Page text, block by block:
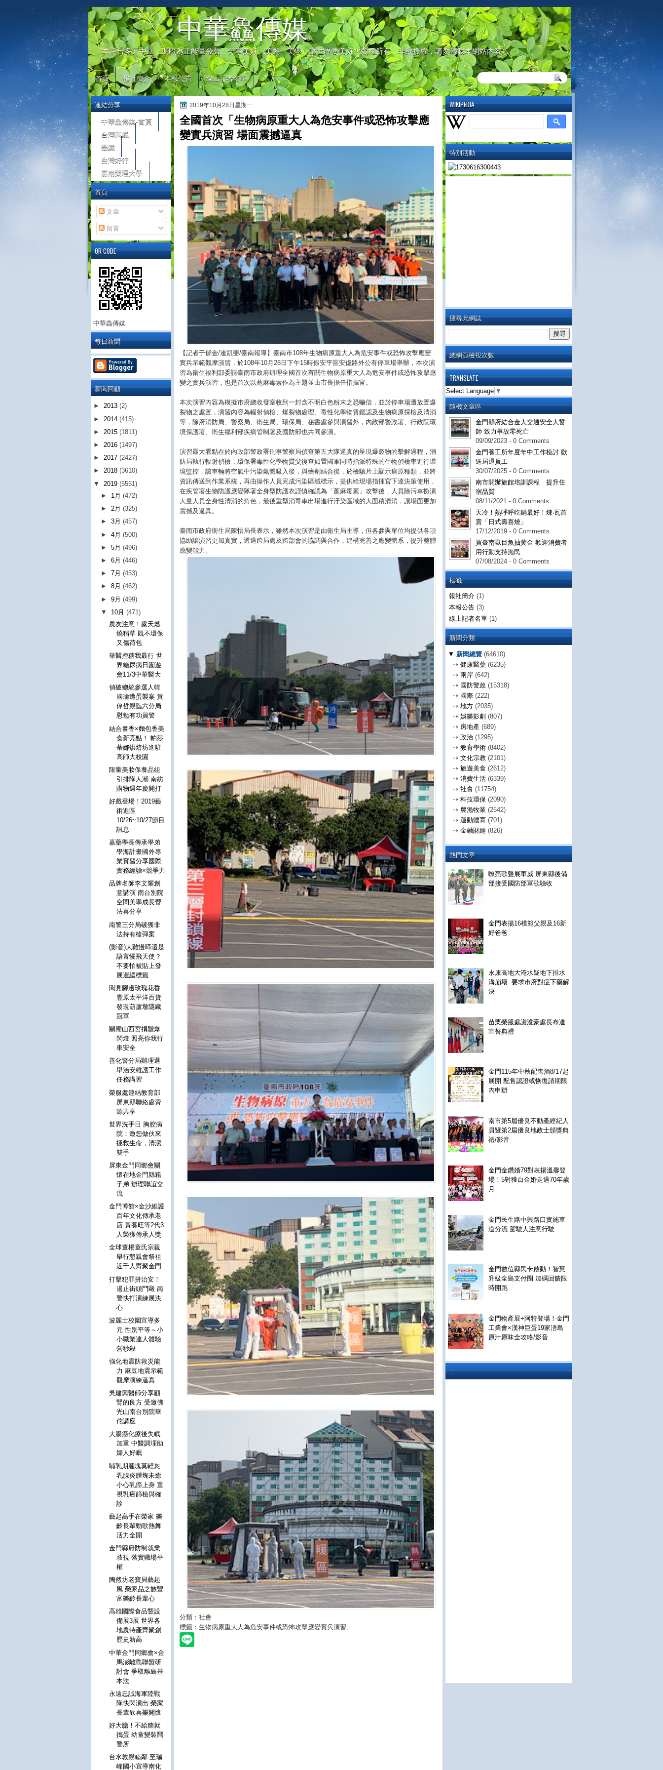
中華鱻傳媒
本平台多元中立，期盼為正能量發聲，分享美好、美麗、美學，讓世界更美好！版權所有，非經授權，請勿轉載本網站內容
首頁 報社簡介 本報公告 線上記者名單
WIKIPEDIA
特別活動
搜尋此網誌
總網頁檢視次數
TRANSLATE
Select Language ▼
隨機文章區
金門縣府結合金大交通安全大誓
師 致力事故零死亡
09/09/2023 - 0 Comments
金門養工所年度年中工作檢討 歡
送屆退員工
30/07/2025 - 0 Comments
南市開辦旅館培訓課程 提升住
宿品質
08/11/2021 - 0 Comments
天冷！熱呼呼吃鍋最好！煉‧瓦首
賣「日式壽喜燒」
17/12/2019 - 0 Comments
買臺南虱目魚抽黃金 歡迎消費者
用行動支持漁民
07/08/2024 - 0 Comments
標籤
報社簡介 (1)
本報公告 (3)
線上記者名單 (1)
新聞分類
▼ 新聞總覽 (64610)
⇢ 健康醫藥 (6235)
⇢ 兩岸 (642)
⇢ 國防警政 (15318)
⇢ 國際 (222)
⇢ 地方 (2035)
⇢ 娛樂影劇 (807)
⇢ 房地產 (689)
⇢ 政治 (1295)
⇢ 教育學術 (8402)
⇢ 文化宗教 (2101)
⇢ 旅遊美食 (2612)
⇢ 消費生活 (6339)
⇢ 社會 (11754)
⇢ 科技環保 (2090)
⇢ 農漁牧業 (2542)
⇢ 運動體育 (701)
⇢ 金融財經 (826)
熱門文章
嘹亮歌聲展軍威 屏東縣後備
部接受國防部軍歌驗收
金門表揚16模範父親及16新
好爸爸
永康高地大淹水疑地下排水
溝崩壞 要求市府對症下藥解
決
苗栗榮服處謝浚豪處長布達
宣誓典禮
金門115年中秋配售酒8/17起
展開 配售認證或恢復請期限
內申辦
南市第5屆優良不動產經紀人
員暨第2屆優良地政士頒獎典
禮/影音
金門金鑽婚79對表揚溫馨登
場！5對獲白金婚走過70年歲
月
金門民生路中興路口實施車
道分流 駕駛人注意行駛
金門數位縣民卡啟動！智慧
升級全島支付圈 加碼回饋限
時開跑
金門物產展+阿特登場！金門
工業會×漢神巨蛋19家浯島
原汁原味全攻略/影音
..
2019年10月28日星期一
全國首次「生物病原重大人為危安事件或恐怖攻擊應
變實兵演習 場面震撼逼真
【記者于郁金/連凱斐/臺南報導】臺南市108年生物病原重大人為危安事件或恐怖攻擊應變
實兵示範觀摩演習，於108年10月28日下午15時假安平區安億路外公有停車場舉辦，本次演
習為衛生福利部委請臺南市政府辦理全國首次有關生物病原重大人為危安事件或恐怖攻擊應
變之實兵演習，也是首次以蓖麻毒素作為主題並由市長擔任指揮官。
本次演習內容為模擬市府總收發室收到一封含不明白色粉末之恐嚇信，並於停車場遭放置爆
裂物之處置，演習內容為輻射偵檢、爆裂物處理、毒性化學物質鑑認及生物病原採檢及清消
等，除府消防局、警察局、衛生局、環保局、秘書處參與演習外，內政部警政署、行政院環
境保護署、衛生福利部疾病管制署及國防部也共同參演。
演習最大看點在於內政部警政署刑事警察局偵查第五大隊逼真的呈現爆裂物的擊解過程，消
防局執行輻射偵檢，環保署毒性化學物質父復查如置國軍同時指派特殊的生物偵檢車進行環
境監控，該車輛將空氣中污染氣體吸入後，與藥劑結合後，於檢驗片上顯示病原種類，並將
資訊傳送到作業系統，再由操作人員完成污染區域標示，提供給現場指揮官下達決策使用，
在疾管署生物防護應變隊著全身型防護衣謹慎確認為「蓖麻毒素」攻擊後，人員除污車扮演
大量人員全身性清消的角色，最後重型消毒車出場進行汙染區域的大面積清消，讓場面更加
震撼及逼真。
臺南市政府衛生局陳怡局長表示，雖然本次演習是由衛生局主導，但各參與單位均提供各項
協助讓演習更加真實，透過跨局處及跨部會的協調與合作，建構完善之應變體系，提升整體
應變能力。
分類：社會
標籤：生物病原重大人為危安事件或恐怖攻擊應變實兵演習
連結分享
中華鱻傳媒-首頁
台灣高鐵
臺鐵
台灣好行
嘉南藥理大學
首頁
文章
留言
QR CODE
中華鱻傳媒
每日新聞
新聞回顧
► 2013 (2)
► 2014 (415)
► 2015 (1811)
► 2016 (1497)
► 2017 (2427)
► 2018 (3610)
▼ 2019 (5551)
► 1月(472)
►2月(325)
►3月(457)
►4月(500)
►5月(496)
►6月(446)
►7月(453)
►8月(462)
►9月(499)
▼ 10月(471)
農友注意！露天燃
燒稻草 既不環保
又傷荷包
華醫控糖我最行 世
界糖尿病日園遊
會11/3中華醫大
偵破總統參選人韓
國瑜遭蛋襲案 黃
偉哲親臨六分局
慰勉有功員警
結合書香×麵包香美
食新亮點！ 帕莎
蒂娜烘焙坊進駐
高師大校園
限量美妝保養品組
引排隊人潮 南紡
購物週年慶開打
好戲登場！2019藝
術進區
10/26~10/27節目
訊息
嘉藥學長傳承學弟
學海計畫國外專
業實習分享國際
實務經驗×競爭力
品牌名師李文耀創
意講演 南台別院
空間美學成長營
法喜分享
南警三分局破獲非
法持有槍彈案
(影音)大雞慢啼還是
語言慢飛天使？
不要怕被貼上發
展遲緩標籤
聞見腳邊玫瑰花香
豐原太平洋百貨
發現葫蘆墩隱藏
冠軍
關廟山西宮捐贈爆
閃燈 照亮你我行
車安全
善化警分局辦理選
舉治安維護工作
任務講習
榮服處連結教育部
屏東縣聯絡處資
源共享
世界洗手日 胸腔病
院：邀您做伙來
拯救生命，清潔
雙手
屏東金門同鄉會關
懷在地金門縣籍
子弟 辦理聯誼交
流
金門博館×金沙維護
百年文化傳承老
店 黃養旺等2代3
人榮獲傳承人獎
全球董楊童氏宗親
舉行懇親會祭祖
近千人齊聚金門
打擊犯罪拼治安！
遏止街頭鬥毆 南
警快打演練展決
心
波麗士校園宣導多
元 性別平等～小
小職業達人體驗
營秒殺
強化地震防救災能
力 麻豆地震示範
觀摩演練逼真
吳建興醫師分享顧
腎的良方 受邀佛
光山南台別院華
佗講座
大腸癌化療後失眠
加重 中醫調理助
婦人好眠
哺乳期腫塊莫輕忽
乳腺炎腫塊未癒
小心乳癌上身 重
視乳癌篩檢與確
診
藝起高手在榮家 樂
齡長輩勁歌熱舞
活力全開
金門縣府防制就業
歧視 落實職場平
權
陶然坊老寶貝藝起
風 榮家品之旅豐
富樂齡長輩心
高雄國際食品暨設
備展3展 世界各
地農特產齊聚創
歷史新高
中華金門同鄉會×金
馬澎離島聯盟研
討會 爭取離島基
本法
永遠忠誠海軍陸戰
隊快閃演出 榮家
長輩欣喜樂開懷
好大膽！不給糖就
搗蛋 幼童變裝鬧
警所
台水敦親睦鄰 至瑞
峰國小宣導南化